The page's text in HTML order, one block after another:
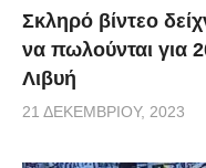
Σκληρό βίντεο
να πωλούνται για
Λιβυή
21 ΔΕΚΕΜΒΡΊΟΥ, 2023